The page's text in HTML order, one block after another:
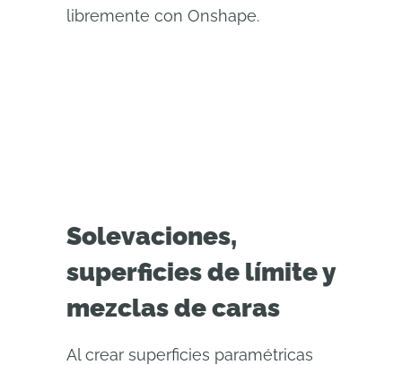
libremente con Onshape.
Solevaciones,
superficies de límite y
mezclas de caras
Al crear superficies paramétricas